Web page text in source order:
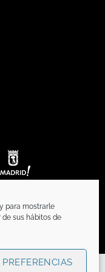
para mostrarle
sus hábitos de
PREFERENCIAS